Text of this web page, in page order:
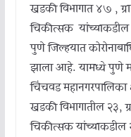
खडकी विभागात ४७ ,
चिकीत्सक
पुणे जिल्हयात
झाला आहे. यामध्ये पुणे
चिंचवड महानगरपालिका
खडकी विभागातील २३,
चिकीत्सक